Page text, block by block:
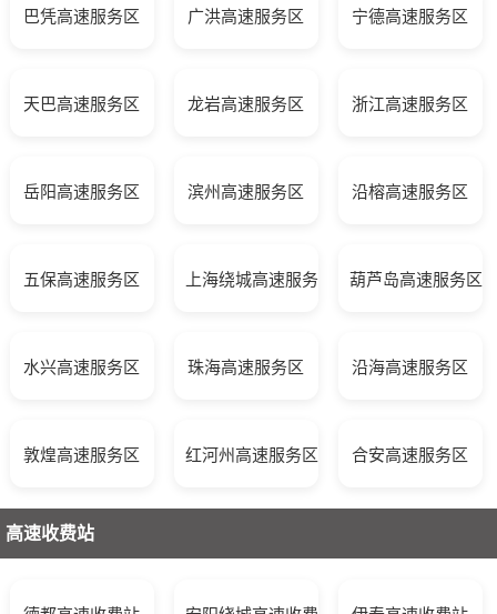
巴凭高速服务区 广洪高速服务区 宁德高速服务区
天巴高速服务区 龙岩高速服务区 浙江高速服务区
岳阳高速服务区 滨州高速服务区 沿榕高速服务区
五保高速服务区 上海绕城高速服务区 葫芦岛高速服务区
水兴高速服务区 珠海高速服务区 沿海高速服务区
敦煌高速服务区 红河州高速服务区 合安高速服务区
高速收费站